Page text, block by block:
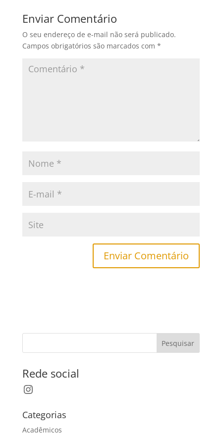
Enviar Comentário
O seu endereço de e-mail não será publicado.
Campos obrigatórios são marcados com *
Pesquisar
Rede social
Instagram
Categorias
Acadêmicos